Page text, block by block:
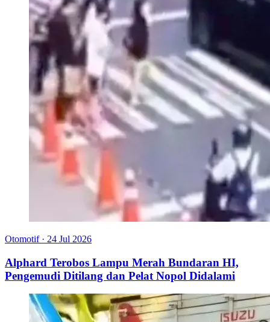
Otomotif · 24 Jul 2026
Alphard Terobos Lampu Merah Bundaran HI,
Pengemudi Ditilang dan Pelat Nopol Didalami